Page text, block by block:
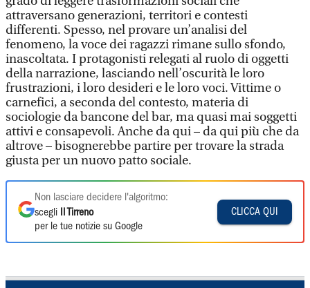
attraversano generazioni, territori e contesti
differenti. Spesso, nel provare un’analisi del
fenomeno, la voce dei ragazzi rimane sullo sfondo,
inascoltata. I protagonisti relegati al ruolo di oggetti
della narrazione, lasciando nell’oscurità le loro
frustrazioni, i loro desideri e le loro voci. Vittime o
carnefici, a seconda del contesto, materia di
sociologie da bancone del bar, ma quasi mai soggetti
attivi e consapevoli. Anche da qui – da qui più che da
altrove – bisognerebbe partire per trovare la strada
giusta per un nuovo patto sociale.
Non lasciare decidere l'algoritmo:
scegli
Il Tirreno
per le tue notizie su Google
CLICCA QUI